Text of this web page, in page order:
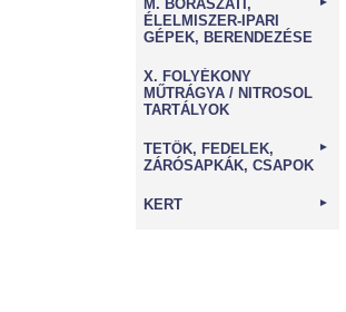
M. BORÁSZATI,
ÉLELMISZER-IPARI
GÉPEK, BERENDEZÉSE
X. FOLYÉKONY
MŰTRÁGYA / NITROSOL
TARTÁLYOK
TETŐK, FEDELEK,
ZÁRÓSAPKÁK, CSAPOK
►
KERT ►